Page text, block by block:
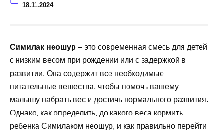
18.11.2024
Симилак неошур – это современная смесь для детей
с низким весом при рождении или с задержкой в
развитии. Она содержит все необходимые
питательные вещества, чтобы помочь вашему
малышу набрать вес и достичь нормального развития.
Однако, как определить, до какого веса кормить
ребенка Симилаком неошур, и как правильно перейти